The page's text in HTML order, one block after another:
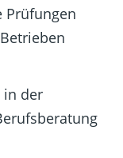
Prüfungen
in der